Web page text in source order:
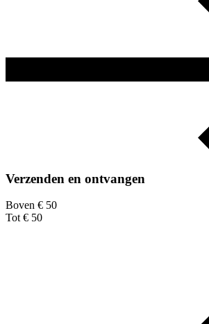
Verzenden en ontvangen
Boven € 50
Tot € 50